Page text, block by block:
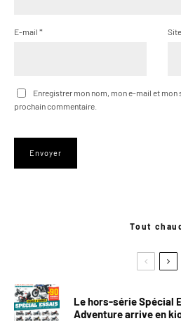
E-mail *
Enregistrer mon nom, mon e-mail et mon
prochain commentaire.
Tout
Le hors-série Spécial
Adventure arrive en